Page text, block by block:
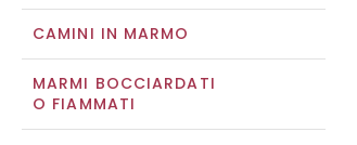
CAMINI IN MARMO
MARMI BOCCIARDATI
O FIAMMATI